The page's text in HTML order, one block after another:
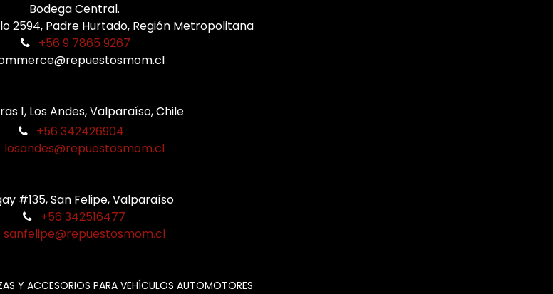
Bodega Central.
2594, Padre Hurtado, Región Metropolitana
+56 9 7865 9267
1, Los Andes, Valparaíso, Chile
+56 342426904
losandes@repuestosmom.cl
#135, San Felipe, Valparaíso
+56 342516477
sanfelipe@repuestosmom.cl
Y ACCESORIOS PARA VEHÍCULOS AUTOMOTORES